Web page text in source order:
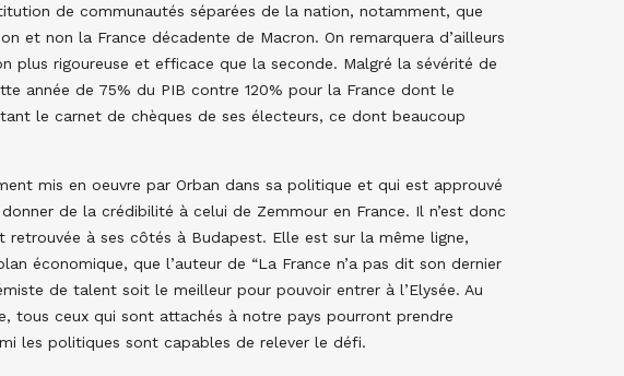
de communautés séparées de la nation, notamment, que
et non la France décadente de Macron. On remarquera d’ailleurs
plus rigoureuse et efficace que la seconde. Malgré la sévérité de
année de 75% du PIB contre 120% pour la France dont le
le carnet de chèques de ses électeurs, ce dont beaucoup
mis en oeuvre par Orban dans sa politique et qui est approuvé
de la crédibilité à celui de Zemmour en France. Il n’est donc
retrouvée à ses côtés à Budapest. Elle est sur la même ligne,
économique, que l’auteur de “La France n’a pas dit son dernier
de talent soit le meilleur pour pouvoir entrer à l’Elysée. Au
tous ceux qui sont attachés à notre pays pourront prendre
les politiques sont capables de relever le défi.